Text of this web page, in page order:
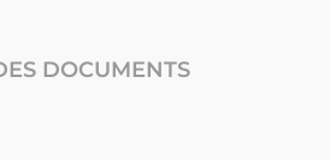
DOCUMENTS